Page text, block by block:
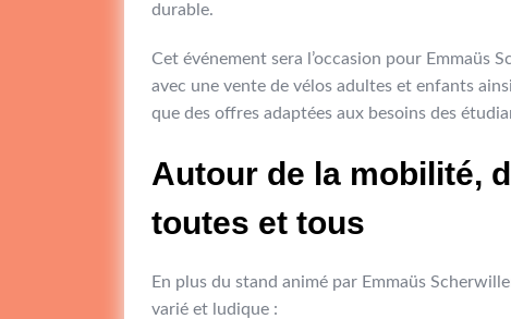
durable.
Cet événement sera l’occasion pour Emmaüs
avec une vente de vélos adultes et enfants
que des offres adaptées aux besoins des
Autour de la mobilité,
toutes et tous
En plus du stand animé par Emmaüs
varié et ludique :